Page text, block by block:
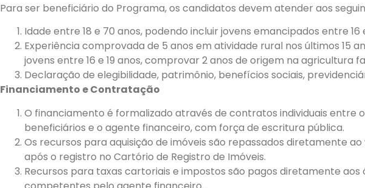
Para ser beneficiário do Programa, os candidatos devem atender aos
Idade entre 18 e 70 anos, podendo incluir jovens emancipados entre 16
Experiência comprovada de 5 anos em atividade rural nos últimos 15
jovens entre 16 e 19 anos, comprovar 2 anos de origem na agricultura
Declaração de elegibilidade, patrimônio, benefícios sociais,
Financiamento e Contratação
O financiamento é formalizado através de contratos individuais entre
beneficiários e o agente financeiro, com força de escritura pública.
Os recursos para aquisição de imóveis são repassados diretamente
após o registro no Cartório de Registro de Imóveis.
Recursos para taxas cartoriais e impostos são pagos diretamente aos